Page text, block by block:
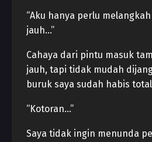
“Aku hanya perlu
jauh…”
Cahaya dari pintu masuk
jauh, tapi tidak mudah
buruk saya sudah habis
“Kotoran…”
Saya tidak ingin menunda